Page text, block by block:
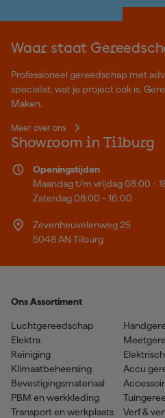
Waar staat
Professioneel gereedschap met
specialist, wat je project ook is.
Maken.
Meer over ons
Showroom in Tilburg
Openingstijden
Maandag t/m vrijdag 08:00 -
Zaterdag 08:00 - 16:00
Zevenheuvelenweg 25
5048 AN Tilburg
Ons Assortiment
Luchtgereedschap
Elektra
Reiniging
Klimaatbeheersing
Bevestigingsmateriaal
PBM en werkkleding
Transport en werkplaats
Accu
Verf &